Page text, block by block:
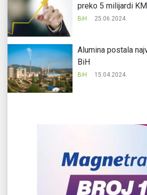
preko 5 milijardi KM
BiH 25.06.2024.
Alumina postala
BiH
BiH 15.04.2024.